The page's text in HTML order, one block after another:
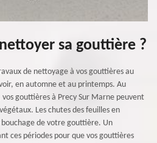
sa gouttière ?
de nettoyage à vos gouttières au
en automne et au printemps. Au
gouttières à Precy Sur Marne peuvent
Les chutes des feuilles en
de votre gouttière. Un
ces périodes pour que vos gouttières